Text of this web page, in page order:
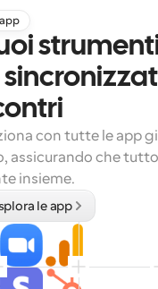
con tutte le app
assicurando che
insieme.
le app